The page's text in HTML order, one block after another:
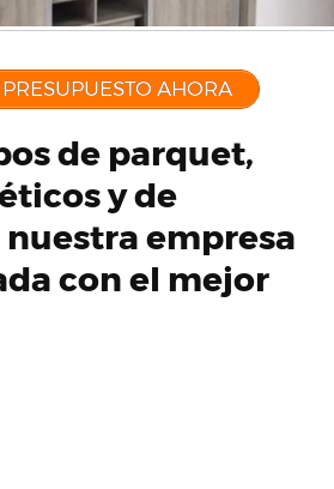
AHORA
de parquet,
y de
empresa
con el mejor